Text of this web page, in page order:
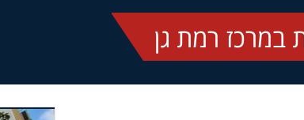
במרכז רמת גן